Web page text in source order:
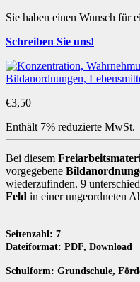
Sie haben einen Wunsch für
Schreiben Sie uns!
€3,50
Enthält 7% reduzierte MwSt.
Bei diesem
vorgegebene
wiederzufinden. 9
Feld in einer ungeordneten
Seitenzahl: 7
Dateiformat: PDF, Download
Schulform: Grundschule,